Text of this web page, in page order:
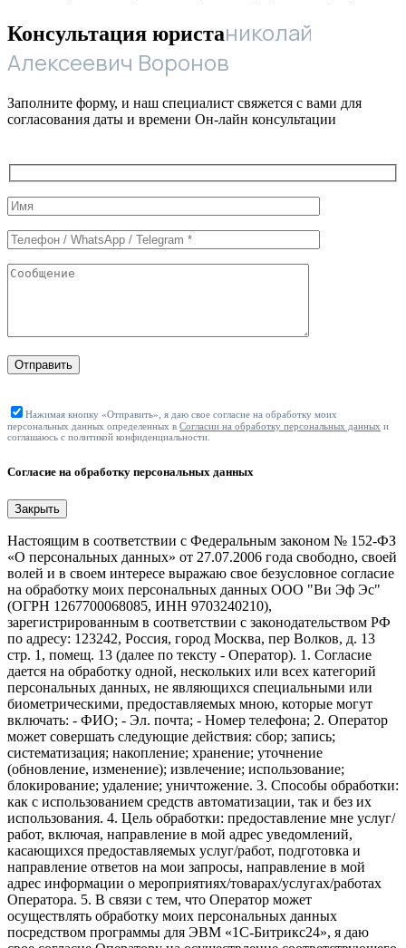
Консультация юристаниколай
Алексеевич Воронов
Заполните форму, и наш специалист свяжется с вами для
согласования даты и времени Он-лайн консультации
Служебные
поля
формы
Отправить
Нажимая кнопку «Отправить», я даю свое согласие на обработку моих
персональных данных определенных в Согласии на обработку персональных данных и
соглашаюсь с политикой конфиденциальности.
Согласие на обработку персональных данных
Закрыть
Настоящим в соответствии с Федеральным законом № 152-ФЗ
«О персональных данных» от 27.07.2006 года свободно, своей
волей и в своем интересе выражаю свое безусловное согласие
на обработку моих персональных данных ООО "Ви Эф Эс"
(ОГРН 1267700068085, ИНН 9703240210),
зарегистрированным в соответствии с законодательством РФ
по адресу: 123242, Россия, город Москва, пер Волков, д. 13
стр. 1, помещ. 13 (далее по тексту - Оператор). 1. Согласие
дается на обработку одной, нескольких или всех категорий
персональных данных, не являющихся специальными или
биометрическими, предоставляемых мною, которые могут
включать: - ФИО; - Эл. почта; - Номер телефона; 2. Оператор
может совершать следующие действия: сбор; запись;
систематизация; накопление; хранение; уточнение
(обновление, изменение); извлечение; использование;
блокирование; удаление; уничтожение. 3. Способы обработки:
как с использованием средств автоматизации, так и без их
использования. 4. Цель обработки: предоставление мне услуг/
работ, включая, направление в мой адрес уведомлений,
касающихся предоставляемых услуг/работ, подготовка и
направление ответов на мои запросы, направление в мой
адрес информации о мероприятиях/товарах/услугах/работах
Оператора. 5. В связи с тем, что Оператор может
осуществлять обработку моих персональных данных
посредством программы для ЭВМ «1С-Битрикс24», я даю